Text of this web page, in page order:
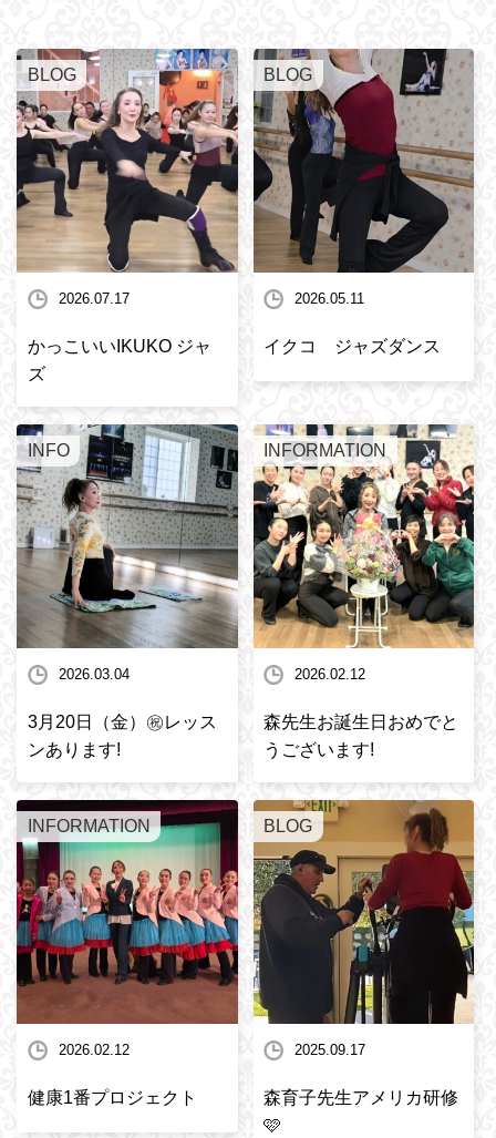
BLOG
2026.07.17
かっこいいIKUKO ジャ
ズ
BLOG
2026.05.11
イクコ ジャズダンス
INFO
2026.03.04
3月20日（金）㊗️レッス
ンあります!
INFORMATION
2026.02.12
森先生お誕生日おめでと
うございます!
INFORMATION
2026.02.12
健康1番プロジェクト
BLOG
2025.09.17
森育子先生アメリカ研修
🩷